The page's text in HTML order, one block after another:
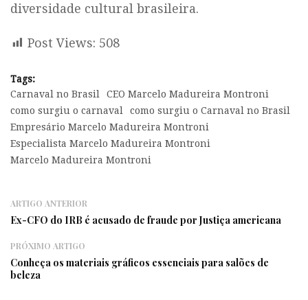
diversidade cultural brasileira.
Post Views: 508
Tags:
Carnaval no Brasil
CEO Marcelo Madureira Montroni
como surgiu o carnaval
como surgiu o Carnaval no Brasil
Empresário Marcelo Madureira Montroni
Especialista Marcelo Madureira Montroni
Marcelo Madureira Montroni
ARTIGO ANTERIOR
Ex-CFO do IRB é acusado de fraude por Justiça americana
PRÓXIMO ARTIGO
Conheça os materiais gráficos essenciais para salões de
beleza